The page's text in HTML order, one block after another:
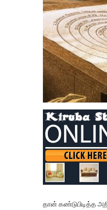
தான் கண்டுபிடித்த